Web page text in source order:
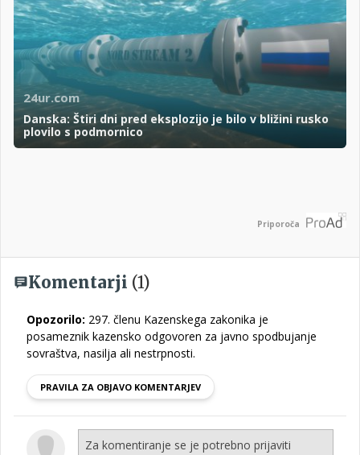
24ur.com
Danska: Štiri dni pred eksplozijo je bilo v bližini rusko
plovilo s podmornico
Priporoča
Komentarji (1)
Opozorilo: 297. členu Kazenskega zakonika je
posameznik kazensko odgovoren za javno spodbujanje
sovraštva, nasilja ali nestrpnosti.
PRAVILA ZA OBJAVO KOMENTARJEV